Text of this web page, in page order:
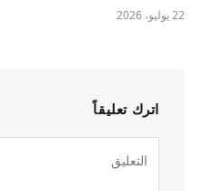
22 يوليو، 2026
اترك تعليقاً